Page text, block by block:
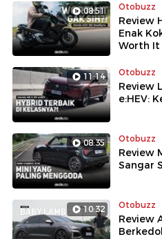
08:51 Otobuzz
Review
Enak
Worth It
11:14 Otobuzz
Review
e:HEV:
08:35 Otobuzz
Review
Sangar
10:32 Otobuzz
Review